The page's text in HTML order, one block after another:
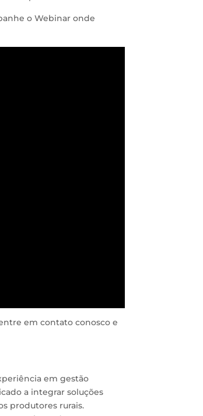
o Webinar onde
em contato conosco e
em gestão
a integrar soluções
produtores rurais.